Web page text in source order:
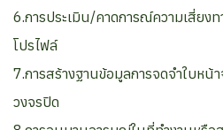
6.การประเมิน/คาดการณ์ความเสี่ยง
โปรไฟล์
7.การสร้างฐานข้อมูลการจดจำใบหน้
วงจรปิด